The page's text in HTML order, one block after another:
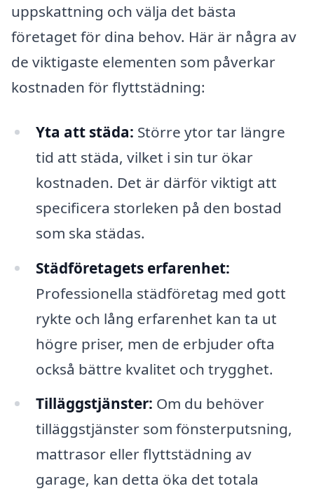
uppskattning och välja det bästa
företaget för dina behov. Här är några av
de viktigaste elementen som påverkar
kostnaden för flyttstädning:
Yta att städa: Större ytor tar längre
tid att städa, vilket i sin tur ökar
kostnaden. Det är därför viktigt att
specificera storleken på den bostad
som ska städas.
Städföretagets erfarenhet:
Professionella städföretag med gott
rykte och lång erfarenhet kan ta ut
högre priser, men de erbjuder ofta
också bättre kvalitet och trygghet.
Tilläggstjänster: Om du behöver
tilläggstjänster som fönsterputsning,
mattrasor eller flyttstädning av
garage, kan detta öka det totala